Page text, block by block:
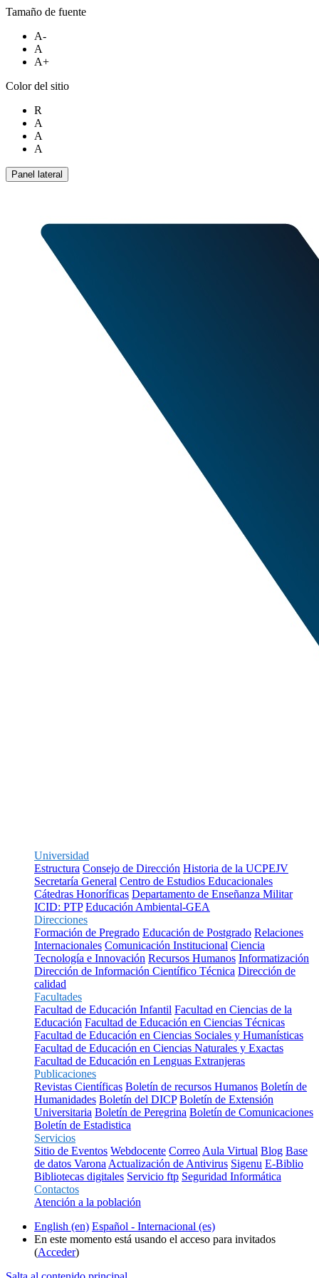
Tamaño de fuente
A-
A
A+
Color del sitio
R
A
A
A
Panel lateral
Universidad
Estructura Consejo de Dirección Historia de la UCPEJV
Secretaría General Centro de Estudios Educacionales
Cátedras Honoríficas Departamento de Enseñanza Militar
ICID: PTP Educación Ambiental-GEA
Direcciones
Formación de Pregrado Educación de Postgrado Relaciones
Internacionales Comunicación Institucional Ciencia
Tecnología e Innovación Recursos Humanos Informatización
Dirección de Información Científico Técnica Dirección de
calidad
Facultades
Facultad de Educación Infantil Facultad en Ciencias de la
Educación Facultad de Educación en Ciencias Técnicas
Facultad de Educación en Ciencias Sociales y Humanísticas
Facultad de Educación en Ciencias Naturales y Exactas
Facultad de Educación en Lenguas Extranjeras
Publicaciones
Revistas Científicas Boletín de recursos Humanos Boletín de
Humanidades Boletín del DICP Boletín de Extensión
Universitaria Boletín de Peregrina Boletín de Comunicaciones
Boletín de Estadistica
Servicios
Sitio de Eventos Webdocente Correo Aula Virtual Blog Base
de datos Varona Actualización de Antivirus Sigenu E-Biblio
Bibliotecas digitales Servicio ftp Seguridad Informática
Contactos
Atención a la población
English ‎(en)‎ Español - Internacional ‎(es)‎
En este momento está usando el acceso para invitados
(Acceder)